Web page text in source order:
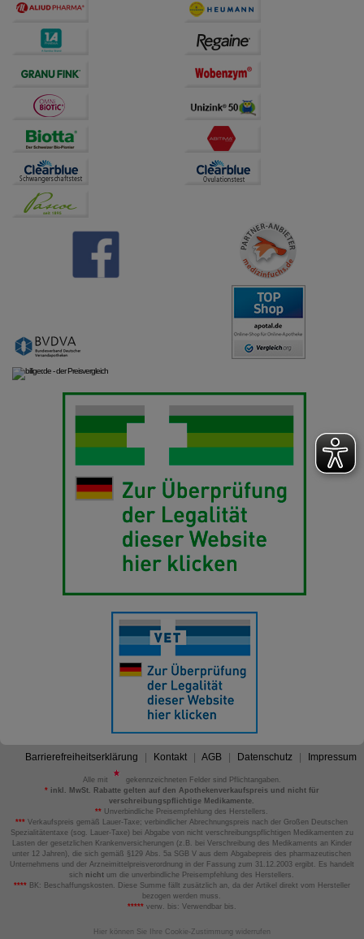
Barrierefreiheitserklärung Kontakt AGB Datenschutz Impressum
Alle mit
gekennzeichneten Felder sind Pflichtangaben.
*inkl. MwSt. Rabatte gelten auf den Apothekenverkaufspreis und nicht für
verschreibungspflichtige Medikamente.
** Unverbindliche Preisempfehlung des Herstellers.
*** Verkaufspreis gemäß Lauer-Taxe; verbindlicher Abrechnungspreis nach der Großen Deutschen
Spezialitätentaxe (sog. Lauer-Taxe) bei Abgabe von nicht verschreibungspflichtigen Medikamenten zu
Lasten der gesetzlichen Krankenversicherungen (z.B. bei Verschreibung des Medikaments an Kinder
unter 12 Jahren), die sich gemäß §129 Abs. 5a SGB V aus dem Abgabepreis des pharmazeutischen
Unternehmens und der Arzneimittelpreisverordnung in der Fassung zum 31.12.2003 ergibt. Es handelt
sich nicht um die unverbindliche Preisempfehlung des Herstellers.
****BK: Beschaffungskosten. Diese Summe fällt zusätzlich an, da der Artikel direkt vom Hersteller
bezogen werden muss.
*****verw. bis: Verwendbar bis.
Hier können Sie Ihre Cookie-Zustimmung widerrufen